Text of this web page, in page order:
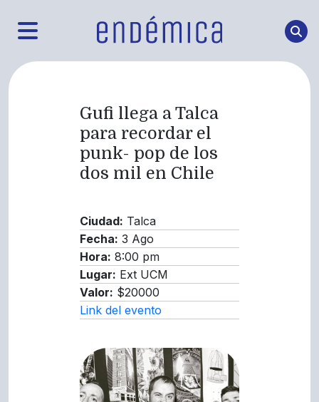
Gufi llega a Talca
para recordar el
punk- pop de los
dos mil en Chile
Ciudad: Talca
Fecha: 3 Ago
Hora: 8:00 pm
Lugar: Ext UCM
Valor: $20000
Link del evento